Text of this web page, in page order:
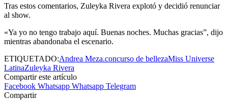
Tras estos comentarios, Zuleyka Rivera explotó y decidió renunciar
al show.
«Ya yo no tengo trabajo aquí. Buenas noches. Muchas gracias”, dijo
mientras abandonaba el escenario.
ETIQUETADO:Andrea Meza.concurso de bellezaMiss Universe
LatinaZuleyka Rivera
Compartir este artículo
Facebook Whatsapp Whatsapp Telegram
Compartir